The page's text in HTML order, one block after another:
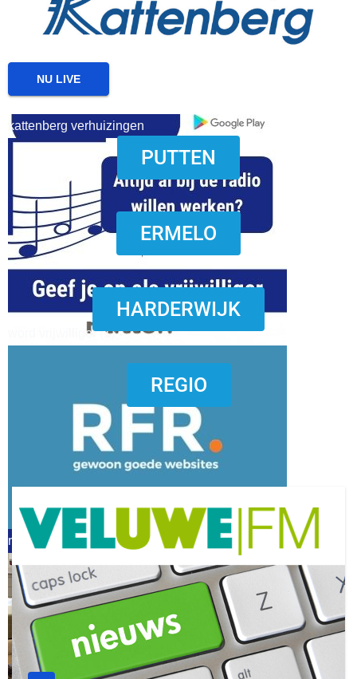
download onzze App
word vrijwilliger (1)
kattenberg verhuizingen
word vrijwilliger (1)
refreshed webdesign putten
NU LIVE
PUTTEN
ERMELO
HARDERWIJK
REGIO